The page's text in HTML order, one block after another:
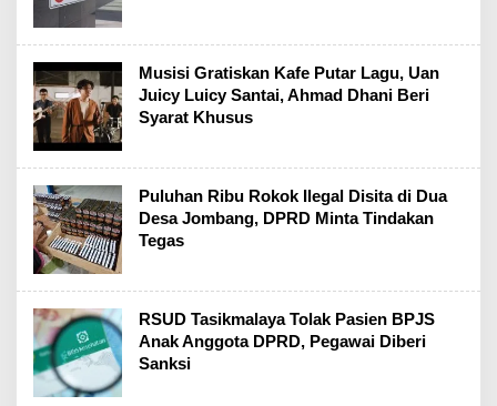
Musisi Gratiskan Kafe Putar Lagu, Uan
Juicy Luicy Santai, Ahmad Dhani Beri
Syarat Khusus
Puluhan Ribu Rokok Ilegal Disita di Dua
Desa Jombang, DPRD Minta Tindakan
Tegas
RSUD Tasikmalaya Tolak Pasien BPJS
Anak Anggota DPRD, Pegawai Diberi
Sanksi